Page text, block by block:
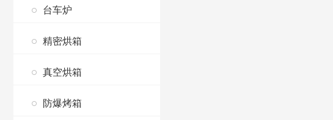
台车炉
精密烘箱
真空烘箱
防爆烤箱